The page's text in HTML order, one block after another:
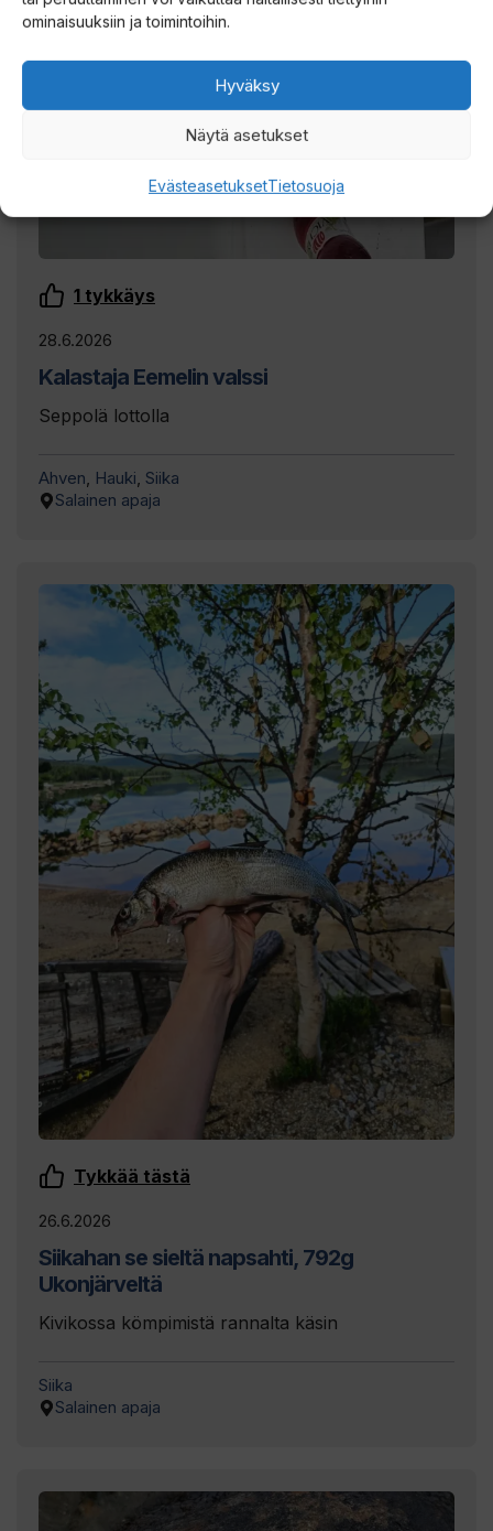
ominaisuuksiin ja toimintoihin.
Hyväksy
Näytä asetukset
EvästeasetuksetTietosuoja
1 tykkäys
28.6.2026
Kalastaja Eemelin valssi
Seppolä lottolla
Ahven Hauki Siika
Salainen apaja
Tykkää tästä
26.6.2026
Siikahan se sieltä napsahti, 792g
Ukonjärveltä
Kivikossa kömpimistä rannalta käsin
Siika
Salainen apaja